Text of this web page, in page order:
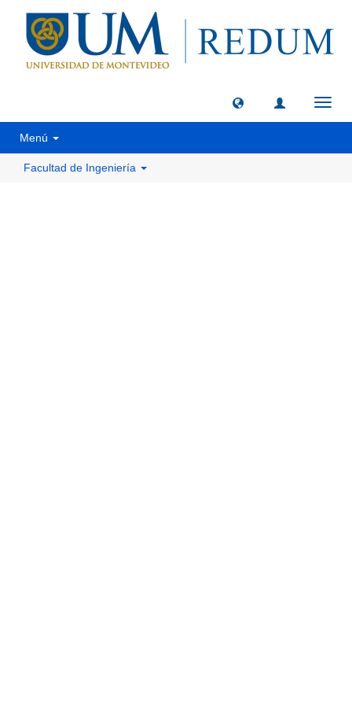
Menú
Facultad de Ingeniería